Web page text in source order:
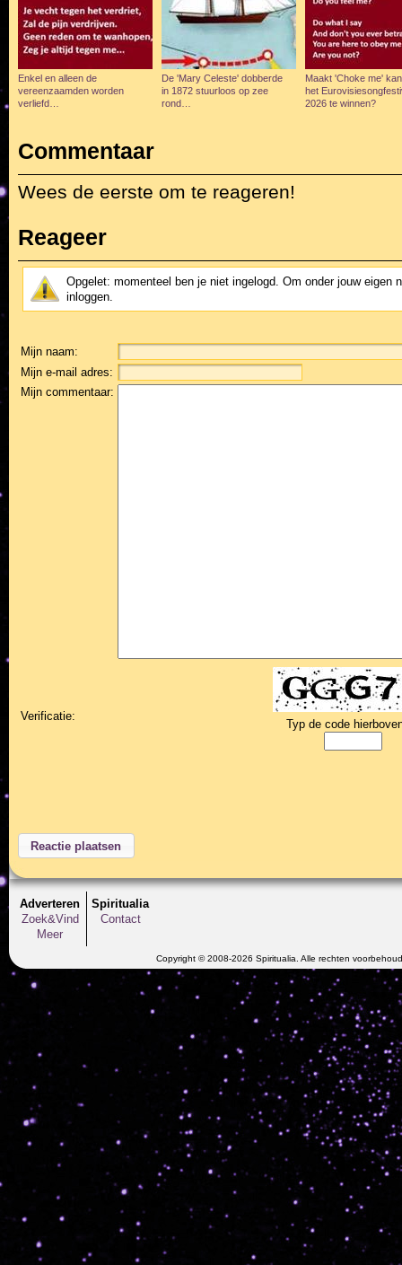
Enkel en alleen de
vereenzaamden worden
verliefd…
De 'Mary Celeste' dobberde
in 1872 stuurloos op zee
rond…
Maakt 'Choke me'
het
2026 te winnen?
Commentaar
Wees de eerste om te reageren!
Reageer
Opgelet: momenteel ben je niet ingelogd. Om onder jouw eigen
inloggen.
Mijn naam:
Mijn e-mail adres:
Mijn commentaar:
Verificatie:
Typ de code
Adverteren
Zoek&Vind
Meer
Spiritualia
Contact
Copyright © 2008-2026 Spiritualia. Alle rechten